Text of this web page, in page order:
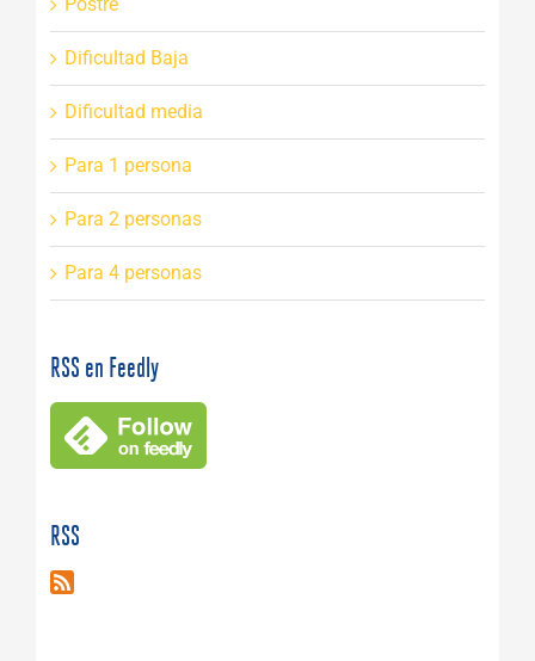
Dificultad Baja
Dificultad media
Para 1 persona
Para 2 personas
Para 4 personas
RSS en Feedly
RSS